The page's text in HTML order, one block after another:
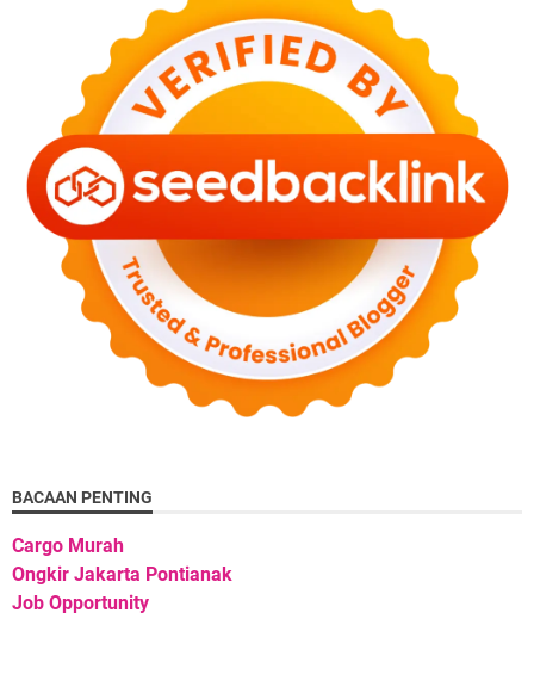
BACAAN PENTING
Cargo Murah
Ongkir Jakarta Pontianak
Job Opportunity